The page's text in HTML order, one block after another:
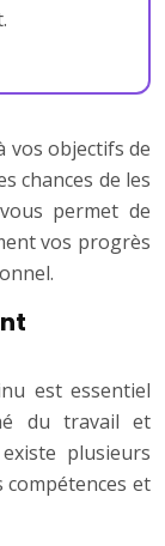
vos objectifs de
chances de les
permet de
vos progrès
est essentiel
du travail et
plusieurs
et